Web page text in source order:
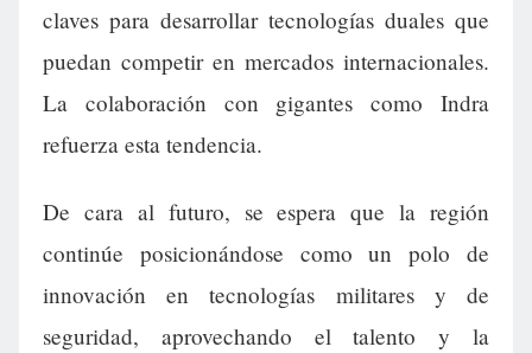
claves para desarrollar tecnologías duales que
puedan competir en mercados internacionales.
La colaboración con gigantes como Indra
refuerza esta tendencia.
De cara al futuro, se espera que la región
continúe posicionándose como un polo de
innovación en tecnologías militares y de
seguridad, aprovechando el talento y la